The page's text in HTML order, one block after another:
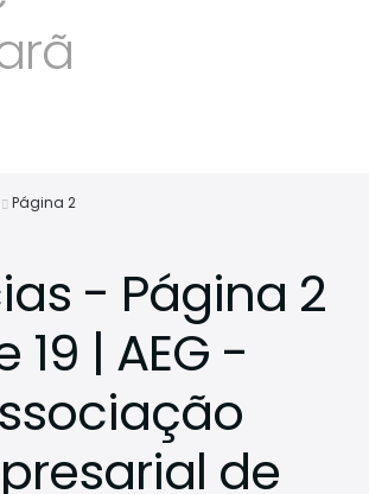
Conta
ctos
Página 2
- Página 2
19 | AEG -
de